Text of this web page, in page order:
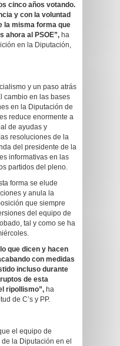
cinco años votando.
y con la voluntad
la misma forma que
ahora al PSOE”, ha
en la Diputación,
y un paso atrás
cambio en las bases
en la Diputación de
reduce enormente a
de ayudas y
resoluciones de la
del presidente de la
informativas en las
partidos del pleno.
forma se elude
y anula la
que siempre
del equipo de
tal y como se ha
que dicen y hacen
con medidas
incluso durante
de esta
ripollismo”, ha
de C’s y PP.
el equipo de
la Diputación en el